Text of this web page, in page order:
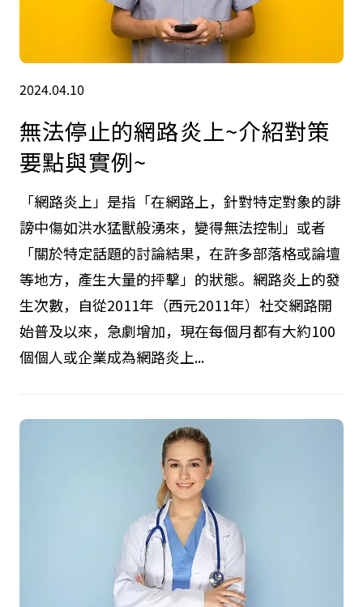
2024.04.10
無法停止的網路炎上~介紹對策
要點與實例~
「網路炎上」是指「在網路上，針對特定對象的誹
謗中傷如洪水猛獸般湧來，變得無法控制」或者
「關於特定話題的討論結果，在許多部落格或論壇
等地方，產生大量的抨擊」的狀態。網路炎上的發
生次數，自從2011年（西元2011年）社交網路開
始普及以來，急劇增加，現在每個月都有大約100
個個人或企業成為網路炎上...